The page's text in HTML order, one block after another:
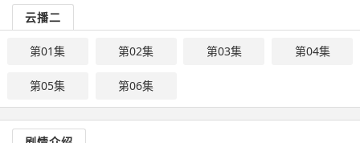
云播二
第01集 第02集 第03集 第04集
第05集 第06集